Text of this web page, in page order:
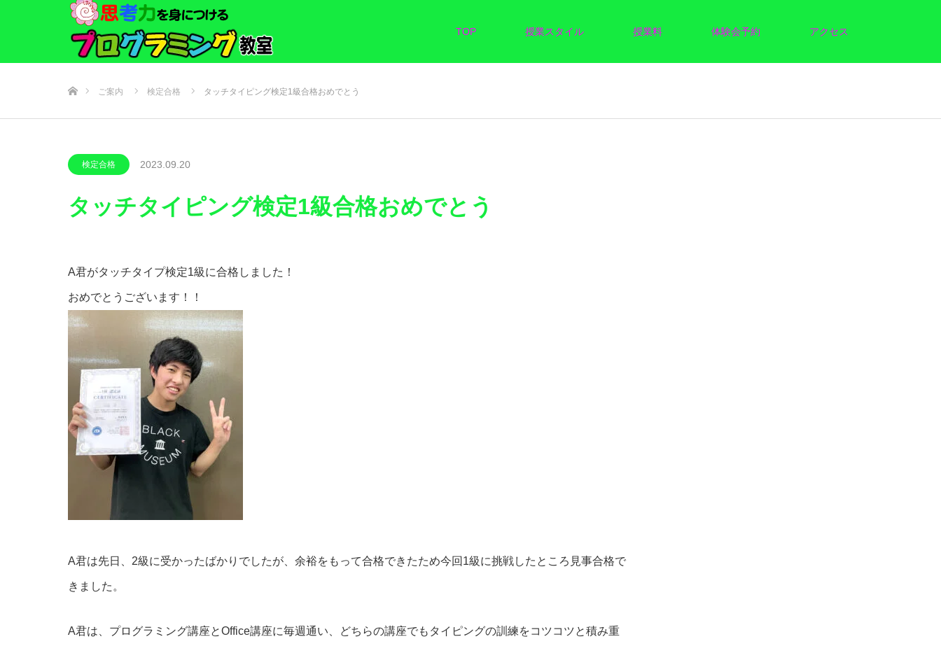
TOP 授業スタイル 授業料 体験会予約 アクセス
ご案内 検定合格 タッチタイピング検定1級合格おめでとう
検定合格 2023.09.20
タッチタイピング検定1級合格おめでとう
A君がタッチタイプ検定1級に合格しました！
おめでとうございます！！
A君は先日、2級に受かったばかりでしたが、余裕をもって合格できたため今回1級に挑戦したところ見事合格で
きました。
A君は、プログラミング講座とOffice講座に毎週通い、どちらの講座でもタイピングの訓練をコツコツと積み重